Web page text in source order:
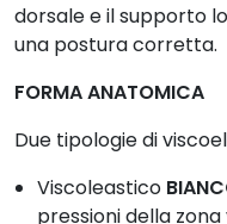
Case di
Ti